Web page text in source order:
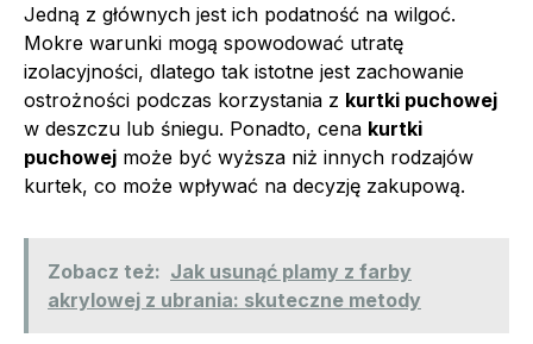
Jedną z głównych jest ich podatność na wilgoć.
Mokre warunki mogą spowodować utratę
izolacyjności, dlatego tak istotne jest zachowanie
ostrożności podczas korzystania z kurtki puchowej
w deszczu lub śniegu. Ponadto, cena kurtki
puchowej może być wyższa niż innych rodzajów
kurtek, co może wpływać na decyzję zakupową.
Zobacz też: Jak usunąć plamy z farby
akrylowej z ubrania: skuteczne metody